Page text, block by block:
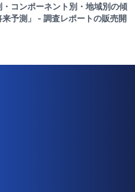
・コンポーネント別・地域別の傾
来予測」 - 調査レポートの販売開